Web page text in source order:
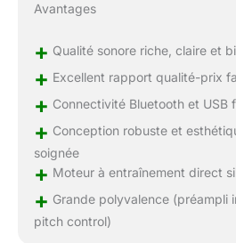
Avantages
+ Qualité sonore riche, claire et
+ Excellent rapport qualité-prix
+ Connectivité Bluetooth et USB
+ Conception robuste et
soignée
+ Moteur à entraînement direct
+ Grande polyvalence (préampli
pitch control)